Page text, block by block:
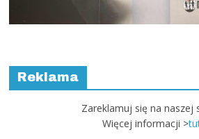
Reklama
Zareklamuj się na naszej
Więcej informacji >